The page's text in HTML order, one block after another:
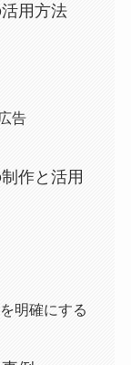
用方法
告
作と活用
明確にする